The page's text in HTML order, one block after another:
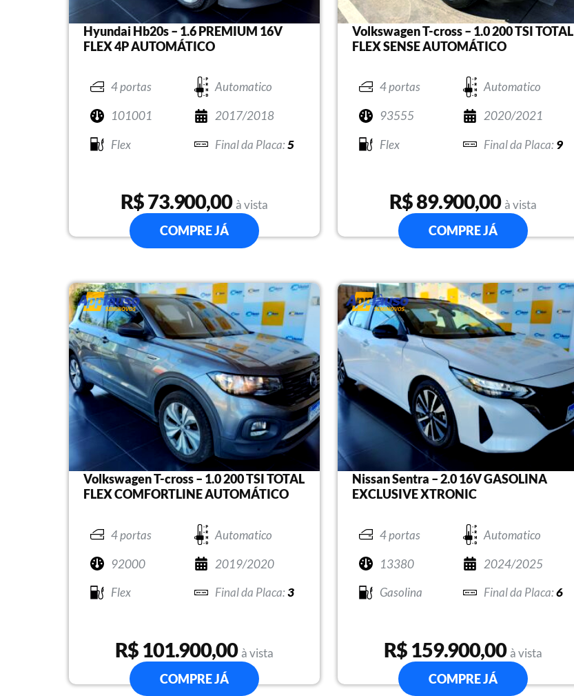
Hyundai Hb20s – 1.6 PREMIUM 16V
FLEX 4P AUTOMÁTICO
4 portas
Automatico
101001
2017/2018
Flex
5
R$ 73.900,00 à vista
COMPRE JÁ
Volkswagen T-cross – 1.0 200 TSI TOTAL
FLEX SENSE AUTOMÁTICO
4 portas
Automatico
93555
2020/2021
Flex
9
R$ 89.900,00 à vista
COMPRE JÁ
Volkswagen T-cross – 1.0 200 TSI TOTAL
FLEX COMFORTLINE AUTOMÁTICO
4 portas
Automatico
92000
2019/2020
Flex
3
R$ 101.900,00 à vista
COMPRE JÁ
Nissan Sentra – 2.0 16V GASOLINA
EXCLUSIVE XTRONIC
4 portas
Automatico
13380
2024/2025
Gasolina
6
R$ 159.900,00 à vista
COMPRE JÁ